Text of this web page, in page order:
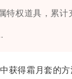
特权道具，累计